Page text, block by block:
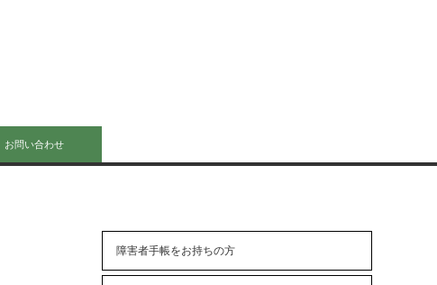
お問い合わせ
障害者手帳をお持ちの方